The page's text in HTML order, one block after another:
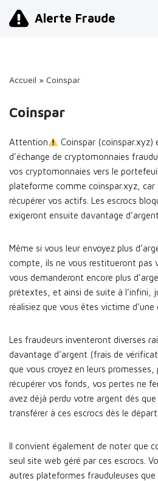
Alerte Fraude
Accueil » Coinspar
Coinspar
Attention
Coinspar
d’échange de cryptomonnaies
vos cryptomonnaies vers le
plateforme comme coinspar.xyz, car
récupérer vos actifs. Les escrocs
exigeront ensuite davantage
Même si vous leur envoyez plus
compte, ils ne vous restitueront pas
vous demanderont encore plus
prétextes, et ainsi de suite à l’infini,
réalisiez que vous êtes victime d’une
Les fraudeurs inventeront diverses
davantage d’argent (frais de
que vous croyez en leurs
récupérer vos fonds, vos pertes ne
avez déjà perdu votre argent dès
transférer à ces escrocs dès le départ.
Il convient également de noter que
seul site web géré par ces escrocs.
autres plateformes frauduleuses